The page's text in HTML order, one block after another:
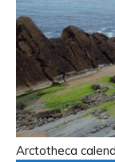
Arctotheca